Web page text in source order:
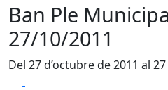
Ban Ple
27/10/2011
Del 27 d’octubre de 2011 al